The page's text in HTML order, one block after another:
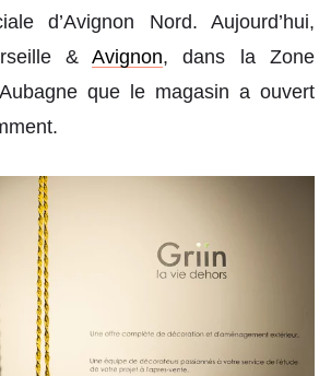
d’Avignon Nord. Aujourd’hui,
&Avignon, dans la Zone
que le magasin a ouvert